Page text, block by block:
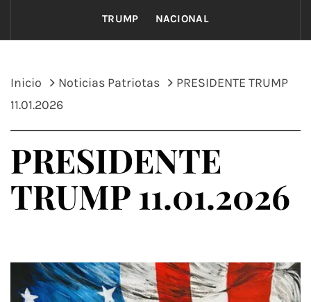
TRUMP NACIONAL
Inicio Noticias Patriotas
PRESIDENTE TRUMP
11.01.2026
PRESIDENTE
TRUMP 11.01.2026